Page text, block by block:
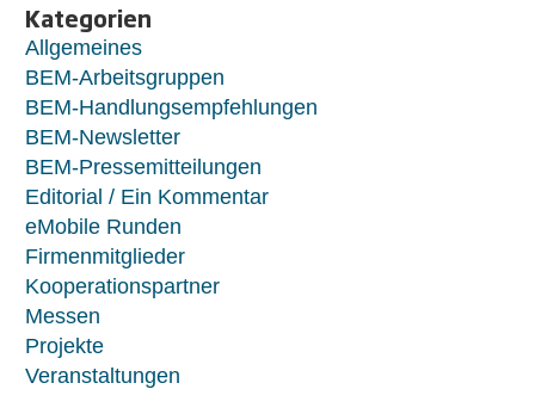
Kategorien
Allgemeines
BEM-Arbeitsgruppen
BEM-Handlungsempfehlungen
BEM-Newsletter
BEM-Pressemitteilungen
Editorial / Ein Kommentar
eMobile Runden
Firmenmitglieder
Kooperationspartner
Messen
Projekte
Veranstaltungen